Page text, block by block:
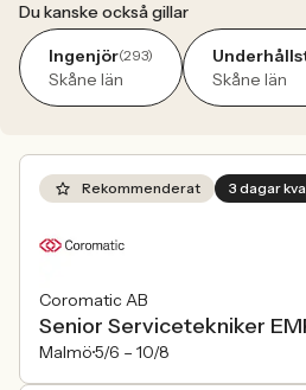
Du kanske också gillar
Ingenjör(293)
Skåne län Skåne län
Rekommenderat 3 dagar
Coromatic AB
Senior Servicetekniker
Malmö5/6 – 10/8